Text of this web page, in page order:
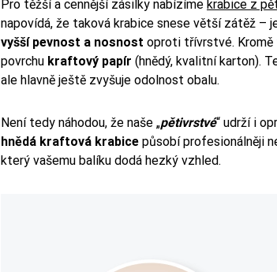
Pro těžší a cennější zásilky nabízíme krabice z
napovídá, že taková krabice snese větší zátěž –
vyšší pevnost a nosnost oproti třívrstvé. Kromě
povrchu kraftový papír (hnědý, kvalitní karton).
ale hlavně ještě zvyšuje odolnost obalu.
Není tedy náhodou, že naše „pětivrstvé“ udrží i
hnědá kraftová krabice působí profesionálněji
který vašemu balíku dodá hezký vzhled.